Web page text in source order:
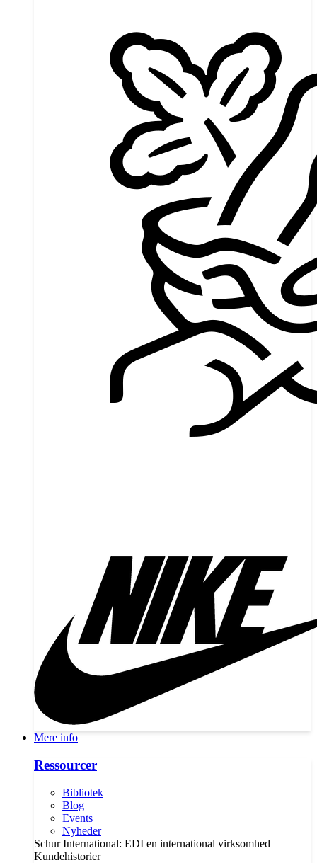
Mere info
Ressourcer
Bibliotek
Blog
Events
Nyheder
Schur International: EDI en international virksomhed
Kundehistorier